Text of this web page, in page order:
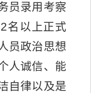
员录用考察
名以上正式
员政治思想
人诚信、能
自律以及是